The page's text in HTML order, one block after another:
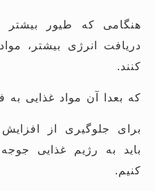
هنگامی که طیور بیشتر
دریافت انرژی بیشتر،
کنند.
که بعدا آن مواد غذایی
برای جلوگیری از
باید به رژیم غذایی
کنیم.